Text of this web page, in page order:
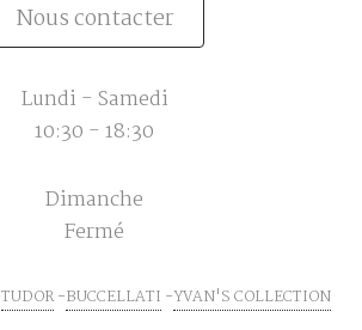
Nous contacter
Lundi - Samedi
10:30 - 18:30
Dimanche
Fermé
TUDOR BUCCELLATI YVAN'S COLLECTION